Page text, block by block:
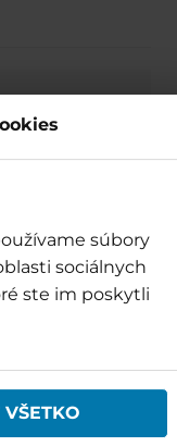
súbory
sociálnych
ste im poskytli